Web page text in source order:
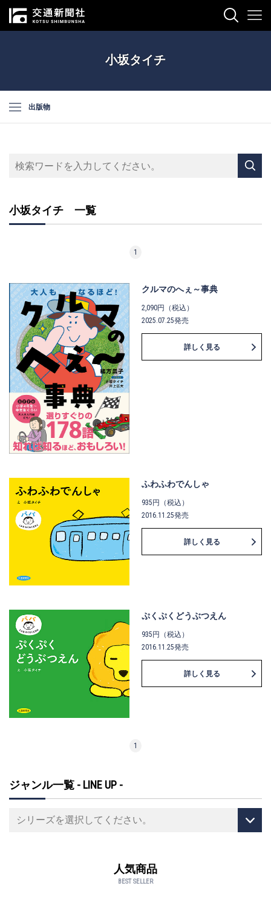
小坂タイチ
出版物
小坂タイチ 一覧
1
クルマのへぇ～事典
2,090円（税込）
2025.07.25発売
詳しく見る
ふわふわでんしゃ
935円（税込）
2016.11.25発売
詳しく見る
ぷくぷくどうぶつえん
935円（税込）
2016.11.25発売
詳しく見る
1
ジャンル一覧 - LINE UP -
人気商品
BEST SELLER